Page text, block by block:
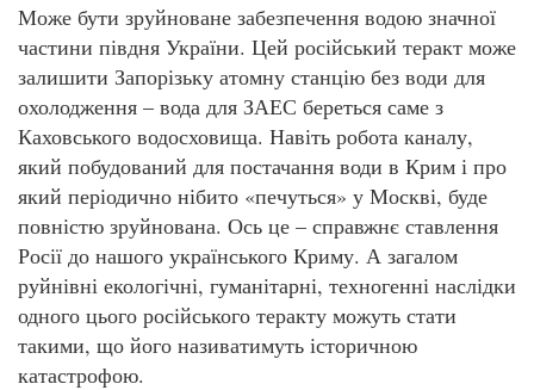
Може бути зруйноване забезпечення водою значної
частини півдня України. Цей російський теракт може
залишити Запорізьку атомну станцію без води для
охолодження – вода для ЗАЕС береться саме з
Каховського водосховища. Навіть робота каналу,
який побудований для постачання води в Крим і про
який періодично нібито «печуться» у Москві, буде
повністю зруйнована. Ось це – справжнє ставлення
Росії до нашого українського Криму. А загалом
руйнівні екологічні, гуманітарні, техногенні наслідки
одного цього російського теракту можуть стати
такими, що його називатимуть історичною
катастрофою.